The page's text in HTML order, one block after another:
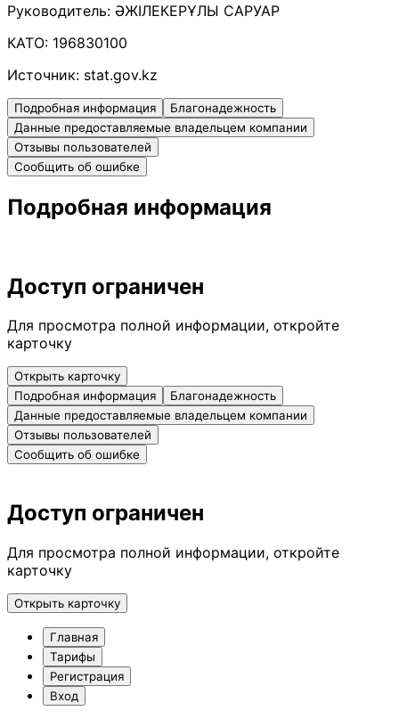
Руководитель: ӘЖІЛЕКЕРҰЛЫ САРУАР
КАТО: 196830100
Источник: stat.gov.kz
Подробная информация
Благонадежность
Данные предоставляемые владельцем компании
Отзывы пользователей
Сообщить об ошибке
Подробная информация
Доступ ограничен
Для просмотра полной информации, откройте
карточку
Открыть карточку
Подробная информация
Благонадежность
Данные предоставляемые владельцем компании
Отзывы пользователей
Сообщить об ошибке
Доступ ограничен
Для просмотра полной информации, откройте
карточку
Открыть карточку
Главная
Тарифы
Регистрация
Вход